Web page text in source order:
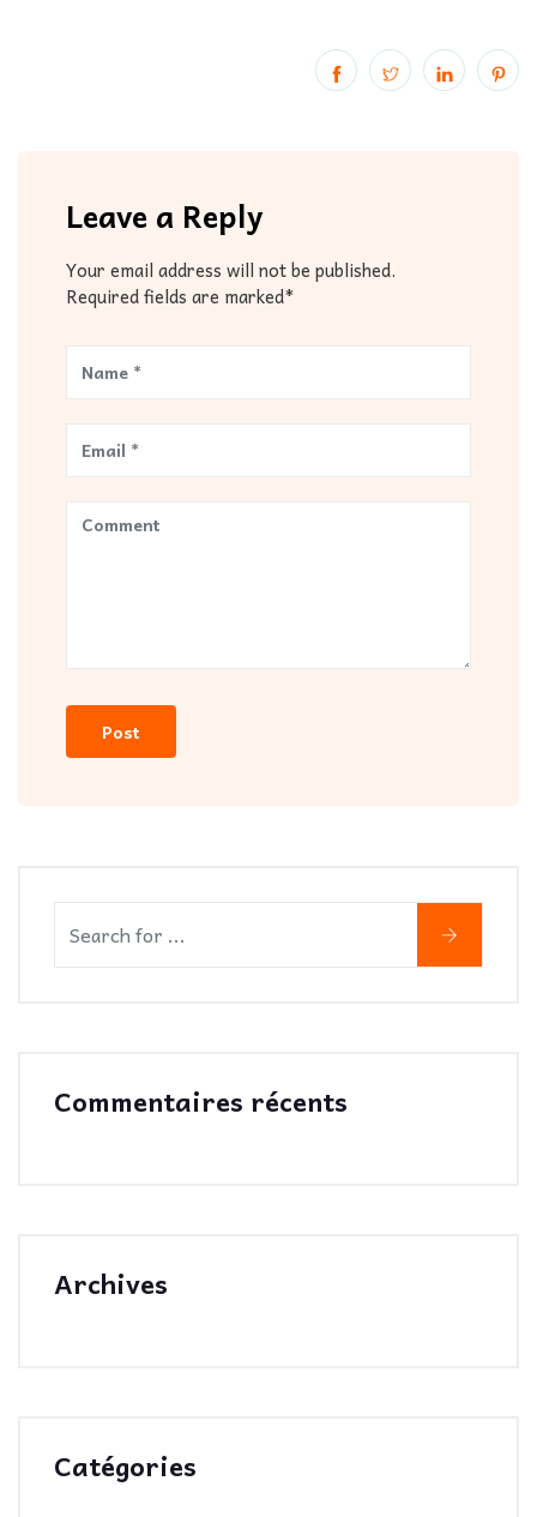
Leave a Reply
Your email address will not be published.
Required fields are marked*
Commentaires récents
Archives
Catégories